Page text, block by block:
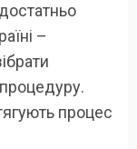
–
процес